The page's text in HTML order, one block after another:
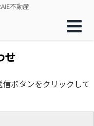
不動産
せ
ボタンをクリックして